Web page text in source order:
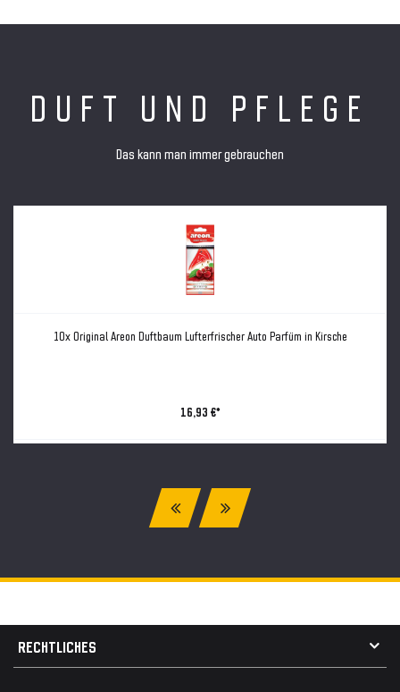
DUFT UND PFLEGE
Das kann man immer gebrauchen
10x Original Areon Duftbaum Lufterfrischer Auto Parfüm in Kirsche
16,93 €*
RECHTLICHES